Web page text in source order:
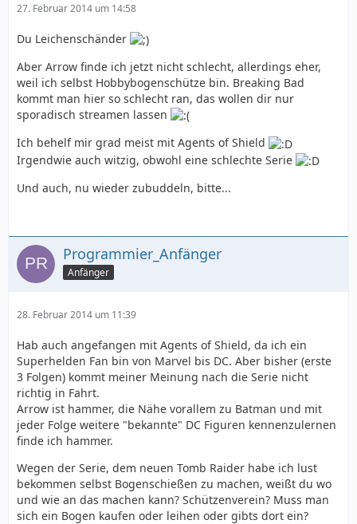
27. Februar 2014 um 14:58
Du Leichenschänder
Aber Arrow finde ich jetzt nicht schlecht, allerdings eher,
weil ich selbst Hobbybogenschütze bin. Breaking Bad
kommt man hier so schlecht ran, das wollen dir nur
sporadisch streamen lassen
Ich behelf mir grad meist mit Agents of Shield
Irgendwie auch witzig, obwohl eine schlechte Serie
Und auch, nu wieder zubuddeln, bitte...
Programmier_Anfänger
Anfänger
28. Februar 2014 um 11:39
Hab auch angefangen mit Agents of Shield, da ich ein
Superhelden Fan bin von Marvel bis DC. Aber bisher (erste
3 Folgen) kommt meiner Meinung nach die Serie nicht
richtig in Fahrt.
Arrow ist hammer, die Nähe vorallem zu Batman und mit
jeder Folge weitere "bekannte" DC Figuren kennenzulernen
finde ich hammer.
Wegen der Serie, dem neuen Tomb Raider habe ich lust
bekommen selbst Bogenschießen zu machen, weißt du wo
und wie an das machen kann? Schützenverein? Muss man
sich ein Bogen kaufen oder leihen oder gibts dort ein?